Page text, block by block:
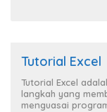
Tutorial Excel
Tutorial Excel
langkah yang
menguasai